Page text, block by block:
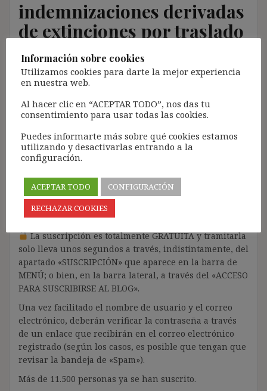
indemnizaciones derivadas
de extinciones por traslado
(Caso Checa Hornado)
28 junio, 2018 ibdehere Comentarios Jurisprudencia
Nota:
El propósito de este blog es compartir contenido de
forma totalmente GRATUITA.
La proliferación de empresas que utilizan la
Inteligencia Artificial Generativa (IAG) con ánimo de
lucro y que se apropian del contenido de terceros sin
ningún respeto por los derechos de autor, me ha
llevado a restringir el contenido del blog únicamente
a las personas SUSCRITAS.
La suscripción es totalmente GRATUITA y tramitarla
solo lleva unos segundos a través, indistintamente, del
apartado «SUSCRIPCIÓN» que aparece en la barra de
MENÚ; o bien, en la barra lateral, a través del «ACCESO
PARA SUSCRIBIRSE AL BLOG».
Una vez facilitado el nombre de usuario y el correo
electrónico, deberán verificar la contraseña a través
de un enlace que recibirán en el correo electrónico
registrado (según los casos, es posible que tengan que
revisar la bandeja de «Spam»).
Más de 11.500 personas ya se han suscrito.
Información sobre cookies
Utilizamos cookies para darte la mejor experiencia
en nuestra web.
Al hacer clic en “ACEPTAR TODO”, nos das tu
consentimiento para usar todas las cookies.
Puedes informarte más sobre qué cookies estamos
utilizando y desactivarlas entrando a la
configuración.
ACEPTAR TODO
CONFIGURACIÓN
RECHAZAR COOKIES